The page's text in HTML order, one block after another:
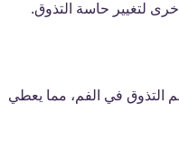
لتغيير حاسة التذوق.
التذوق في الفم، مما يعطي